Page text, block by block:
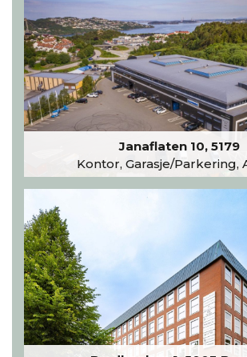
Janaflaten 10, 5179
Kontor, Garasje/Parkering,